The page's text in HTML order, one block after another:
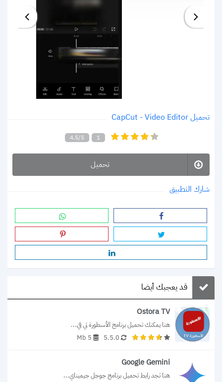
تحميل CapCut - Video Editor
4.5/5 1
تحميل
شارك التطبيق
قد يعجبك أيضا
Ostora TV
هنا يمكنك تحميل برنامج الأسطورة تي في...
5.5.0
5 Mb
Google Gemini
هنا تجد رابط تحميل برنامج جوجل جيميناي...